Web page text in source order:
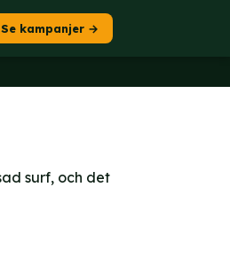
Se kampanjer →
surf, och det